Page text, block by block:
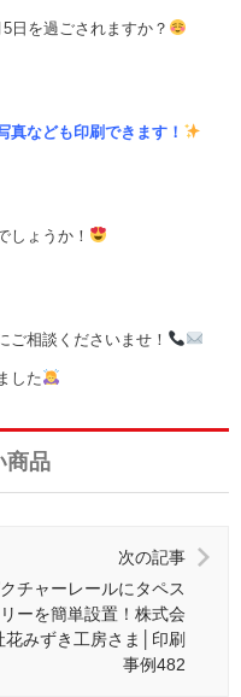
日を過ごされますか？
真なども印刷できます！
しょうか！
ご相談くださいませ！
した
商品
次の記事
チャーレールにタペス
リーを簡単設置！株式会
花みずき工房さま│印刷
事例482